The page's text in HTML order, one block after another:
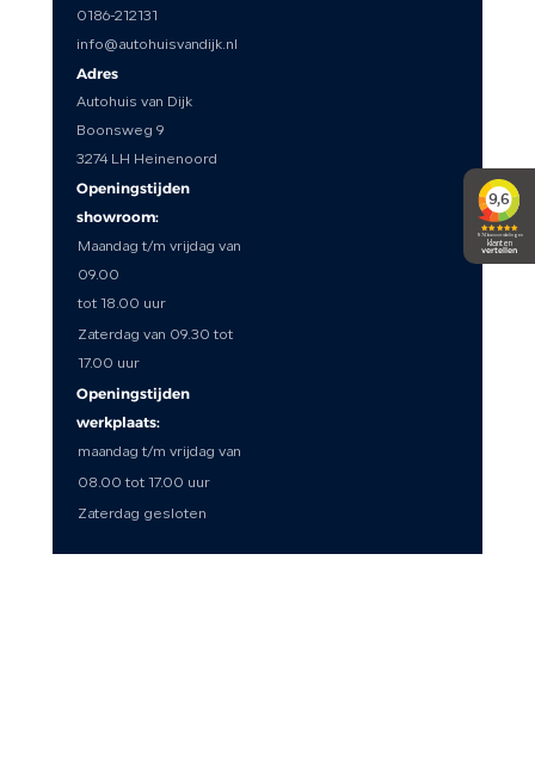
0186-212131
info@autohuisvandijk.nl
Adres
Autohuis van Dijk
Boonsweg 9
3274 LH Heinenoord
Openingstijden
showroom:
Maandag t/m vrijdag van
09.00
tot 18.00 uur
Zaterdag van 09.30 tot
17.00 uur
Openingstijden
werkplaats:
maandag t/m vrijdag van
08.00 tot 17.00 uur
Zaterdag gesloten